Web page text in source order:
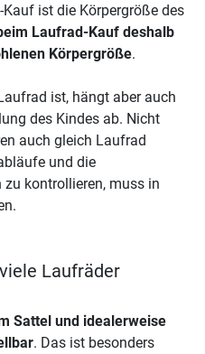
ist die Körpergröße des
Laufrad-Kauf deshalb
Körpergröße.
ist, hängt aber auch
des Kindes ab. Nicht
auch gleich Laufrad
und die
kontrollieren, muss in
Laufräder
Sattel und idealerweise
. Das ist besonders